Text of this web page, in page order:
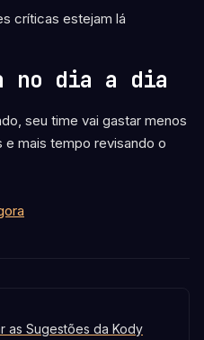
críticas estejam lá
no dia a dia
seu time vai gastar menos
mais tempo revisando o
as Sugestões da Kody